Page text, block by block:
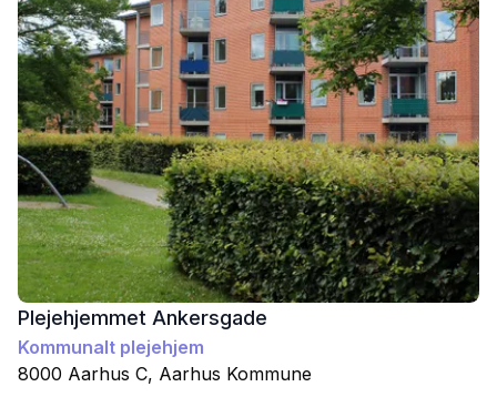
Plejehjemmet Ankersgade
Kommunalt plejehjem
8000 Aarhus C, Aarhus Kommune